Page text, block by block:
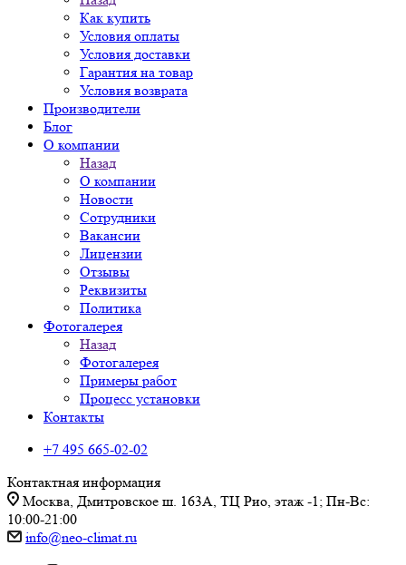
Как купить
Условия оплаты
Условия доставки
Гарантия на товар
Условия возврата
Производители
Блог
О компании
Назад
О компании
Новости
Сотрудники
Вакансии
Лицензии
Отзывы
Реквизиты
Политика
Фотогалерея
Назад
Фотогалерея
Примеры работ
Процесс установки
Контакты
+7 495 665-02-02
Контактная информация
Москва, Дмитровское ш. 163А, ТЦ Рио, этаж -1; Пн-Вс:
10:00-21:00
info@neo-climat.ru